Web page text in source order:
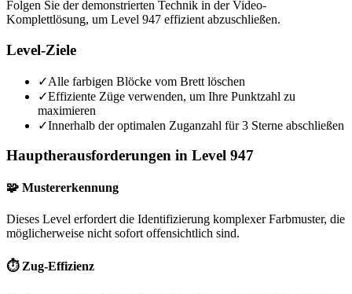
Folgen Sie der demonstrierten Technik in der Video-
Komplettlösung, um Level 947 effizient abzuschließen.
Level-Ziele
✓Alle farbigen Blöcke vom Brett löschen
✓Effiziente Züge verwenden, um Ihre Punktzahl zu
maximieren
✓Innerhalb der optimalen Zuganzahl für 3 Sterne abschließen
Hauptherausforderungen in Level 947
🧩 Mustererkennung
Dieses Level erfordert die Identifizierung komplexer Farbmuster, die
möglicherweise nicht sofort offensichtlich sind.
⏱️ Zug-Effizienz